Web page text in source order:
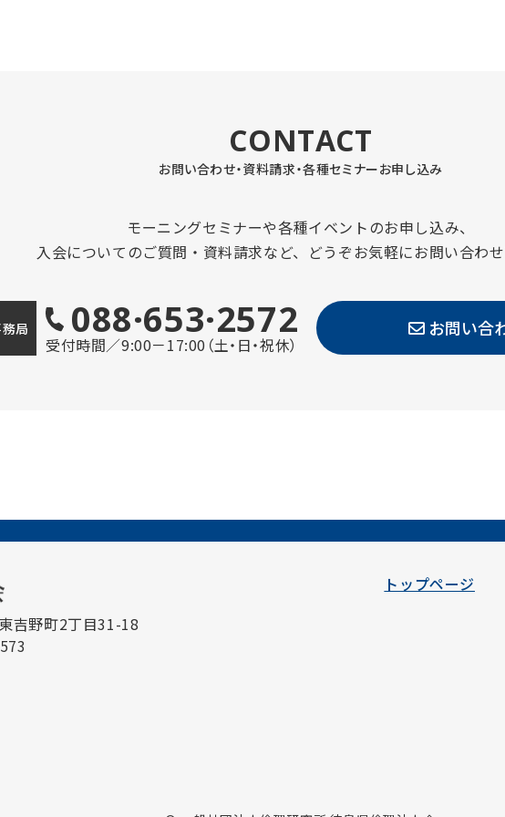
CONTACT
お問い合わせ・資料請求・各種セミナーお申し込み
モーニングセミナーや各種イベントのお申し込み、
入会についてのご質問・資料請求など、どうぞお気軽にお問い合わせ
局 088·653·2572
受付時間／9:00－17:00（土・日・祝休）
お問い合
吉野町2丁目31-18
トップページ